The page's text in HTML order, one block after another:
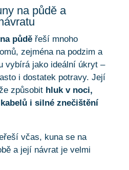
na půdě a
půděřeší mnoho
zejména na podzim a
vybírá jako ideální úkryt –
i dostatek potravy. Její
způsobit hluk v noci,
i silné znečištění
včas, kuna se na
a její návrat je velmi